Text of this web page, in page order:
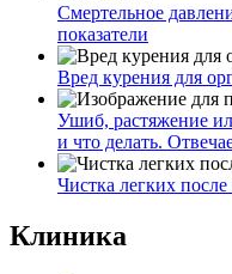
Смертельное
показатели
Вред курения для
Ушиб, растяжение
и что делать.
Чистка легких
Клиника